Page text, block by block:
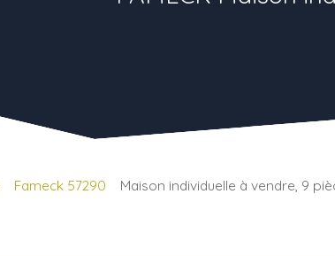
Fameck 57290 Maison individuelle à vendre, 9